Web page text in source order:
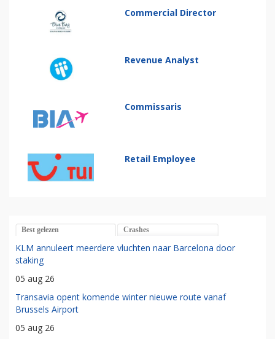
Commercial Director
Revenue Analyst
Commissaris
Retail Employee
Best gelezen Crashes
KLM annuleert meerdere vluchten naar Barcelona door
staking
05 aug 26
Transavia opent komende winter nieuwe route vanaf
Brussels Airport
05 aug 26